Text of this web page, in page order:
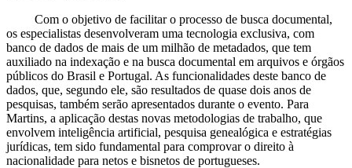
Com o objetivo de facilitar o processo de busca documental,
os especialistas desenvolveram uma tecnologia exclusiva, com
banco de dados de mais de um milhão de metadados, que tem
auxiliado na indexação e na busca documental em arquivos e órgãos
públicos do Brasil e Portugal. As funcionalidades deste banco de
dados, que, segundo ele, são resultados de quase dois anos de
pesquisas, também serão apresentados durante o evento. Para
Martins, a aplicação destas novas metodologias de trabalho, que
envolvem inteligência artificial, pesquisa genealógica e estratégias
jurídicas, tem sido fundamental para comprovar o direito à
nacionalidade para netos e bisnetos de portugueses.